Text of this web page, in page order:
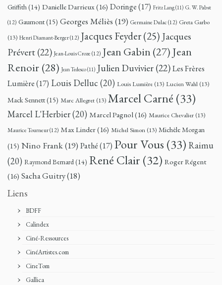
Griffith(14) Danielle Darrieux(16) Doringe(17) Fritz Lang(11) G. W. Pabst
(12) Gaumont(15) Georges Méliès (19) Germaine Dulac (12) Greta Garbo
(13) Henri Diamant-Berger(12) Jacques Feyder(25) Jacques
Prévert(22) Jean-Louis Croze (12) Jean Gabin (27) Jean
Renoir (28) Jean Tedesco(11) Julien Duvivier(22)Les Frères
Lumière(17) Louis Delluc (20) Louis Lumière (13) Lucien Wahl (13)
Mack Sennett(15) Marc Allegret (13) Marcel Carné (33)
Marcel L'Herbier(20) Marcel Pagnol(16) Maurice Chevalier (13)
Maurice Tourneur(12) Max Linder(16) Michel Simon (13) Michèle Morgan
(15) Nino Frank(19) Pathé(17) Pour Vous (33) Raimu
(20) Raymond Bernard(14) René Clair (32) Roger Régent
(16) Sacha Guitry(18)
Liens
BDFF
Calindex
Ciné-Ressources
CinéArtistes.com
CineTom
Gallica